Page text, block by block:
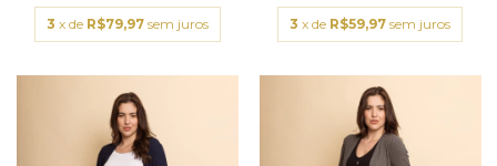
3 x de R$79,97 sem juros 3 x de R$59,97 sem juros